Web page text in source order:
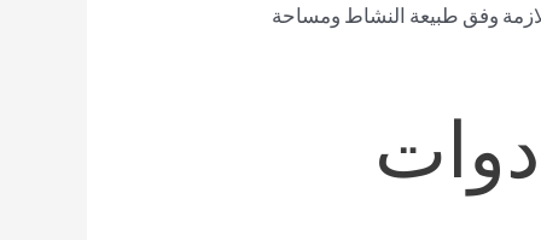
وفق طبيعة النشاط ومساحة